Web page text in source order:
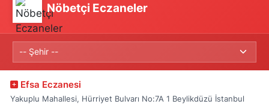
Nöbetçi Eczaneler
Efsa Eczanesi
Yakuplu Mahallesi, Hürriyet Bulvarı No:7A 1 Beylikdüzü İstanbul